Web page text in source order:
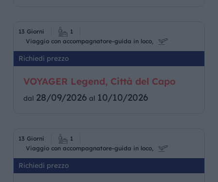
13 Giorni
1
Viaggio con accompagnatore-guida in loco,
Richiedi prezzo
VOYAGER Legend, Città del Capo
dal 28/09/2026 al 10/10/2026
13 Giorni
1
Viaggio con accompagnatore-guida in loco,
Richiedi prezzo